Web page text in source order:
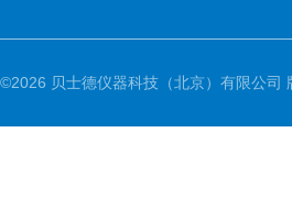
©2026 贝士德仪器科技（北京）有限公司